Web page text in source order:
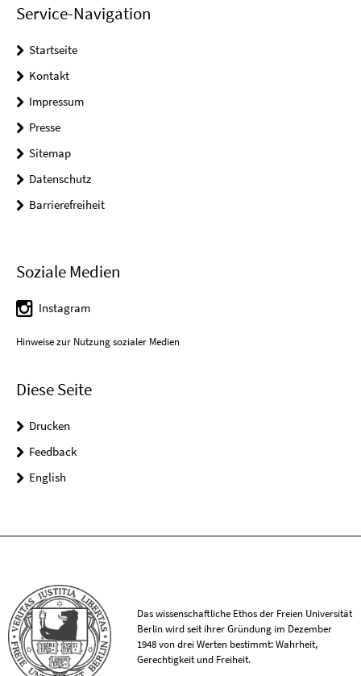
Service-Navigation
Startseite
Kontakt
Impressum
Presse
Sitemap
Datenschutz
Barrierefreiheit
Soziale Medien
Instagram
Hinweise zur Nutzung sozialer Medien
Diese Seite
Drucken
Feedback
English
Das wissenschaftliche Ethos der Freien Universität
Berlin wird seit ihrer Gründung im Dezember
1948 von drei Werten bestimmt: Wahrheit,
Gerechtigkeit und Freiheit.